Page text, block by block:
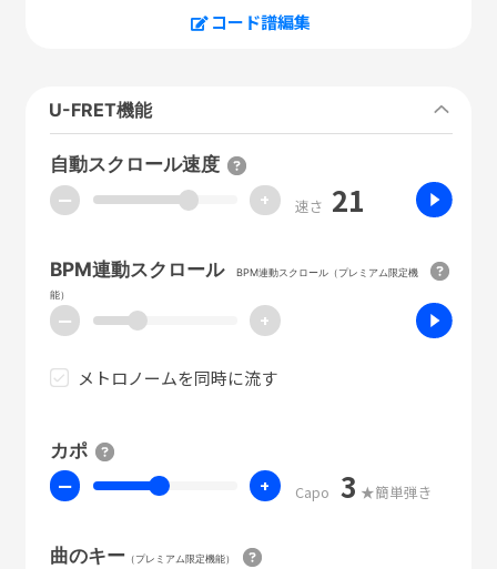
コード譜編集
U-FRET機能
自動スクロール速度
ー + 速さ 21
BPM連動スクロール
BPM連動スクロール（プレミアム限定機
能）
ー +
メトロノームを同時に流す
カポ
ー + Capo 3 ★簡単弾き
曲のキー（プレミアム限定機能）